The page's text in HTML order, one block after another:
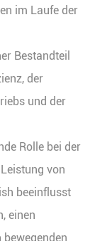
im Laufe der
Bestandteil
der
und der
Rolle bei der
von
beeinflusst
einen